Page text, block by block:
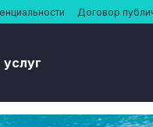
Договор